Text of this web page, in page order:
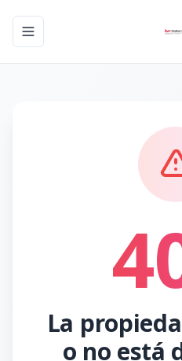
Toggle navigation menu
La
o no está